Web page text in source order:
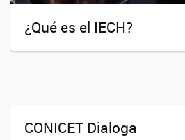
¿Qué es el IECH?
CONICET Dialoga